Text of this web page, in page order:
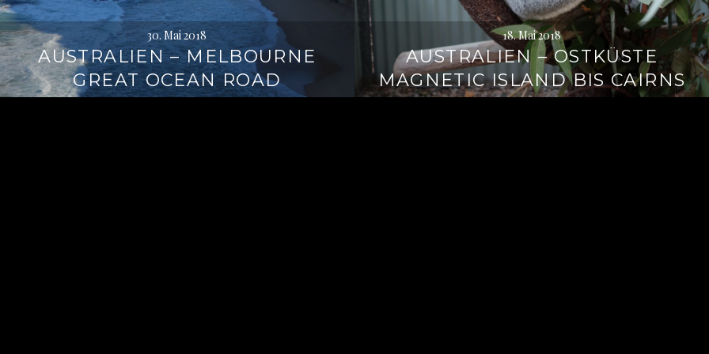
30. Mai 2018
AUSTRALIEN – MELBOURNE
GREAT OCEAN ROAD
18. Mai 2018
AUSTRALIEN – OSTKÜSTE
MAGNETIC ISLAND BIS CAIRNS